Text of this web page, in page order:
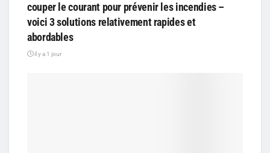
couper le courant pour prévenir les incendies –
voici 3 solutions relativement rapides et
abordables
il y a 1 jour